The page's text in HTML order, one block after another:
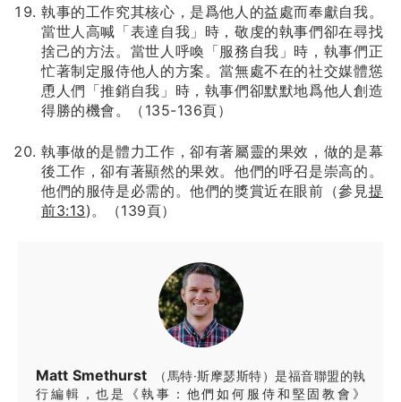
執事的工作究其核心，是爲他人的益處而奉獻自我。
當世人高喊「表達自我」時，敬虔的執事們卻在尋找
捨己的方法。當世人呼喚「服務自我」時，執事們正
忙著制定服侍他人的方案。當無處不在的社交媒體慫
恿人們「推銷自我」時，執事們卻默默地爲他人創造
得勝的機會。（135-136頁）
執事做的是體力工作，卻有著屬靈的果效，做的是幕
後工作，卻有著顯然的果效。他們的呼召是崇高的。
他們的服侍是必需的。他們的獎賞近在眼前（參見提
前3:13)。（139頁）
Matt Smethurst
（馬特·斯摩瑟斯特）是福音聯盟的執
行編輯，也是
《執事：他們如何服侍和堅固教會》